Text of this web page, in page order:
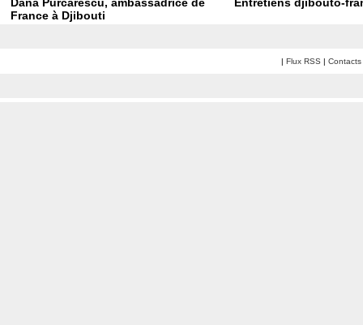
Dana Purcarescu, ambassadrice de
France à Djibouti
Entretiens djibouto-
| Flux RSS | Contacts